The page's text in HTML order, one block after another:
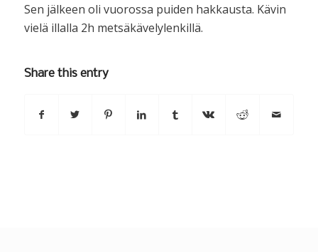
Sen jälkeen oli vuorossa puiden hakkausta. Kävin
vielä illalla 2h metsäkävelylenkillä.
Share this entry